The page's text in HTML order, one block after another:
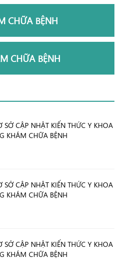
CHỮA BỆNH
CHỮA BỆNH
SỞ CẬP NHẬT KIẾN THỨC Y KHOA
KHÁM CHỮA BỆNH
SỞ CẬP NHẬT KIẾN THỨC Y KHOA
KHÁM CHỮA BỆNH
SỞ CẬP NHẬT KIẾN THỨC Y KHOA
KHÁM CHỮA BỆNH